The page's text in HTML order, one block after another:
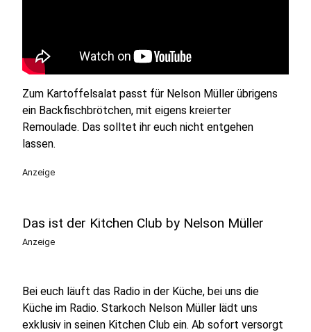
Zum Kartoffelsalat passt für Nelson Müller übrigens
ein Backfischbrötchen, mit eigens kreierter
Remoulade. Das solltet ihr euch nicht entgehen
lassen.
Anzeige
Das ist der Kitchen Club by Nelson Müller
Anzeige
Bei euch läuft das Radio in der Küche, bei uns die
Küche im Radio. Starkoch Nelson Müller lädt uns
exklusiv in seinen Kitchen Club ein. Ab sofort versorgt